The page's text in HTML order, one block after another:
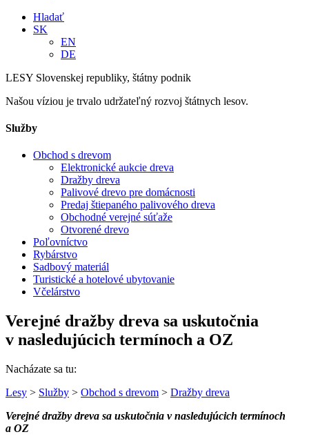
Hladať
SK
EN
DE
LESY Slovenskej republiky, štátny podnik
Našou víziou je trvalo udržateľný rozvoj štátnych lesov.
Služby
Obchod s drevom
Elektronické aukcie dreva
Dražby dreva
Palivové drevo pre domácnosti
Predaj štiepaného palivového dreva
Obchodné verejné súťaže
Otvorené drevo
Poľovníctvo
Rybárstvo
Sadbový materiál
Turistické a hotelové ubytovanie
Včelárstvo
Verejné dražby dreva sa uskutočnia
v nasledujúcich termínoch a OZ
Nacházate sa tu:
Lesy > Služby > Obchod s drevom > Dražby dreva
Verejné dražby dreva sa uskutočnia v nasledujúcich termínoch
a OZ